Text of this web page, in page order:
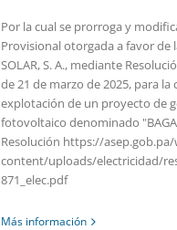
Por la cual se prorroga y
Provisional otorgada a favor de
SOLAR, S. A., mediante
de 21 de marzo de 2025, para
explotación de un proyecto de
fotovoltaico denominado
Resolución https://
content/uploads/electricidad/
871_elec.pdf
Más información